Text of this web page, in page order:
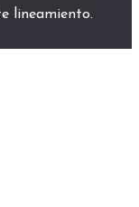
lineamiento.